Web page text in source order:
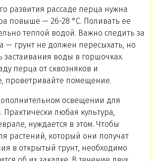
развития рассаде перца нужна
повыше — 26-28 °С. Поливать ее
теплой водой. Важно следить за
— грунт не должен пересыхать, но
застаивания воды в горшочках.
перца от сквозняков и
проветривайте помещение.
освещении для
Практически любая культура,
нуждается в этом. Чтобы
растений, который они получат
в открытый грунт, необходимо